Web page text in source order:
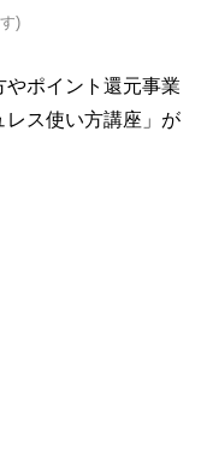
)
ポイント還元事業
レス使い方講座」が